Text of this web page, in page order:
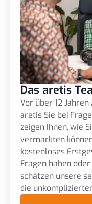
Das aretis
Vor über 12
aretis Sie bei
zeigen Ihnen, wie
vermarkten
kostenloses
Fragen haben
schätzen unsere
die